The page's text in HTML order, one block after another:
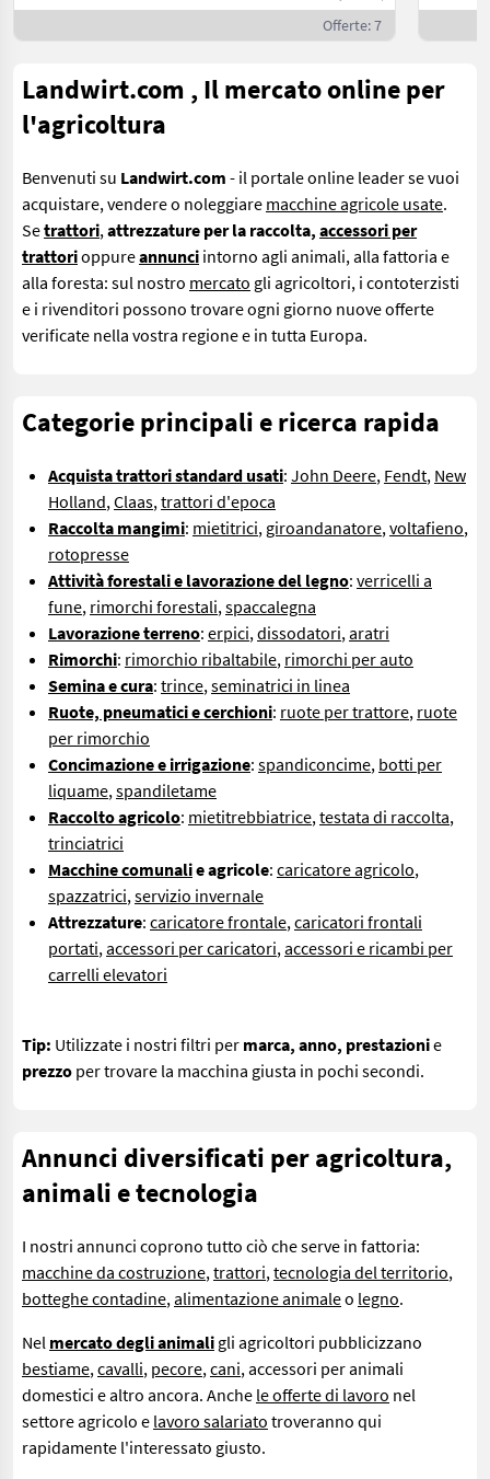
Offerte: 7
Landwirt.com , Il mercato online per
l'agricoltura
Benvenuti su Landwirt.com - il portale online leader sevuoi
acquistare, vendere o noleggiare macchine agricole usate.
Setrattori,attrezzature per la raccolta, accessori per
trattorioppureannunci intorno agli animali, alla fattoria e
alla foresta: sul nostro mercato gli agricoltori, i contoterzisti
e i rivenditori possono trovare ogni giorno nuove offerte
verificate nella vostra regione e in tutta Europa.
Categorie principali e ricerca rapida
Acquista trattori standard usati: John Deere, Fendt, New
Holland,Claas,trattori d'epoca
Raccolta mangimi: mietitrici, giroandanatore,voltafieno,
rotopresse
Attività forestali e lavorazione del legno: verricelli a
fune, rimorchi forestali,spaccalegna
Lavorazione terreno: erpici,dissodatori,aratri
Rimorchi: rimorchio ribaltabile, rimorchi per auto
Semina e cura: trince,seminatrici in linea
Ruote, pneumatici e cerchioni: ruote per trattore, ruote
per rimorchio
Concimazione e irrigazione: spandiconcime, botti per
liquame,spandiletame
Raccolto agricolo: mietitrebbiatrice,testata di raccolta,
trinciatrici
Macchine comunalie agricole: caricatore agricolo,
spazzatrici,servizio invernale
Attrezzature: caricatore frontale,caricatori frontali
portati,accessori per caricatori,accessori e ricambi per
carrelli elevatori
Tip: Utilizzate i nostri filtri per marca, anno, prestazionie
prezzo per trovare la macchina giusta in pochi secondi.
Annunci diversificati per agricoltura,
animali e tecnologia
I nostri annunci coprono tutto ciò che serve in fattoria:
macchine da costruzione,trattori,tecnologia del territorio,
botteghe contadine,alimentazione animaleo legno.
Nel mercato degli animali gli agricoltori pubblicizzano
bestiame,cavalli, pecore,cani, accessori per animali
domestici e altro ancora. Anche le offerte di lavoro nel
settore agricolo e lavoro salariato troveranno qui
rapidamente l'interessato giusto.